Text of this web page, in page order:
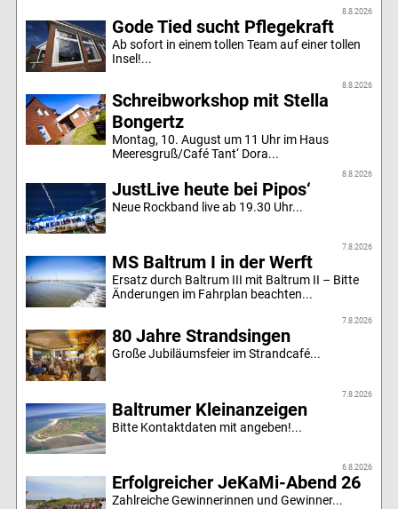
8.8.2026
Gode Tied sucht Pflegekraft
Ab sofort in einem tollen Team auf einer tollen
Insel!...
8.8.2026
Schreibworkshop mit Stella
Bongertz
Montag, 10. August um 11 Uhr im Haus
Meeresgruß/Café Tant‘ Dora...
8.8.2026
JustLive heute bei Pipos‘
Neue Rockband live ab 19.30 Uhr...
7.8.2026
MS Baltrum I in der Werft
Ersatz durch Baltrum III mit Baltrum II – Bitte
Änderungen im Fahrplan beachten...
7.8.2026
80 Jahre Strandsingen
Große Jubiläumsfeier im Strandcafé...
7.8.2026
Baltrumer Kleinanzeigen
Bitte Kontaktdaten mit angeben!...
6.8.2026
Erfolgreicher JeKaMi-Abend 26
Zahlreiche Gewinnerinnen und Gewinner...